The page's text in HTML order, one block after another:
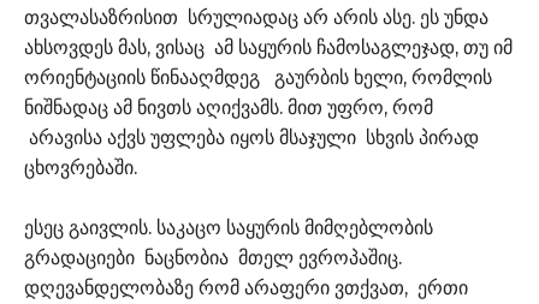
თვალასაზრისით სრულიადაც არ არის ასე. ეს უნდა
ახსოვდეს მას, ვისაც ამ საყურის ჩამოსაგლეჯად, თუ იმ
ორიენტაციის წინააღმდეგ გაურბის ხელი, რომლის
ნიშნადაც ამ ნივთს აღიქვამს. მით უფრო, რომ
არავისა აქვს უფლება იყოს მსაჯული სხვის პირად
ცხოვრებაში.
ესეც გაივლის. საკაცო საყურის მიმღებლობის
გრადაციები ნაცნობია მთელ ევროპაშიც.
დღევანდელობაზე რომ არაფერი ვთქვათ, ერთი